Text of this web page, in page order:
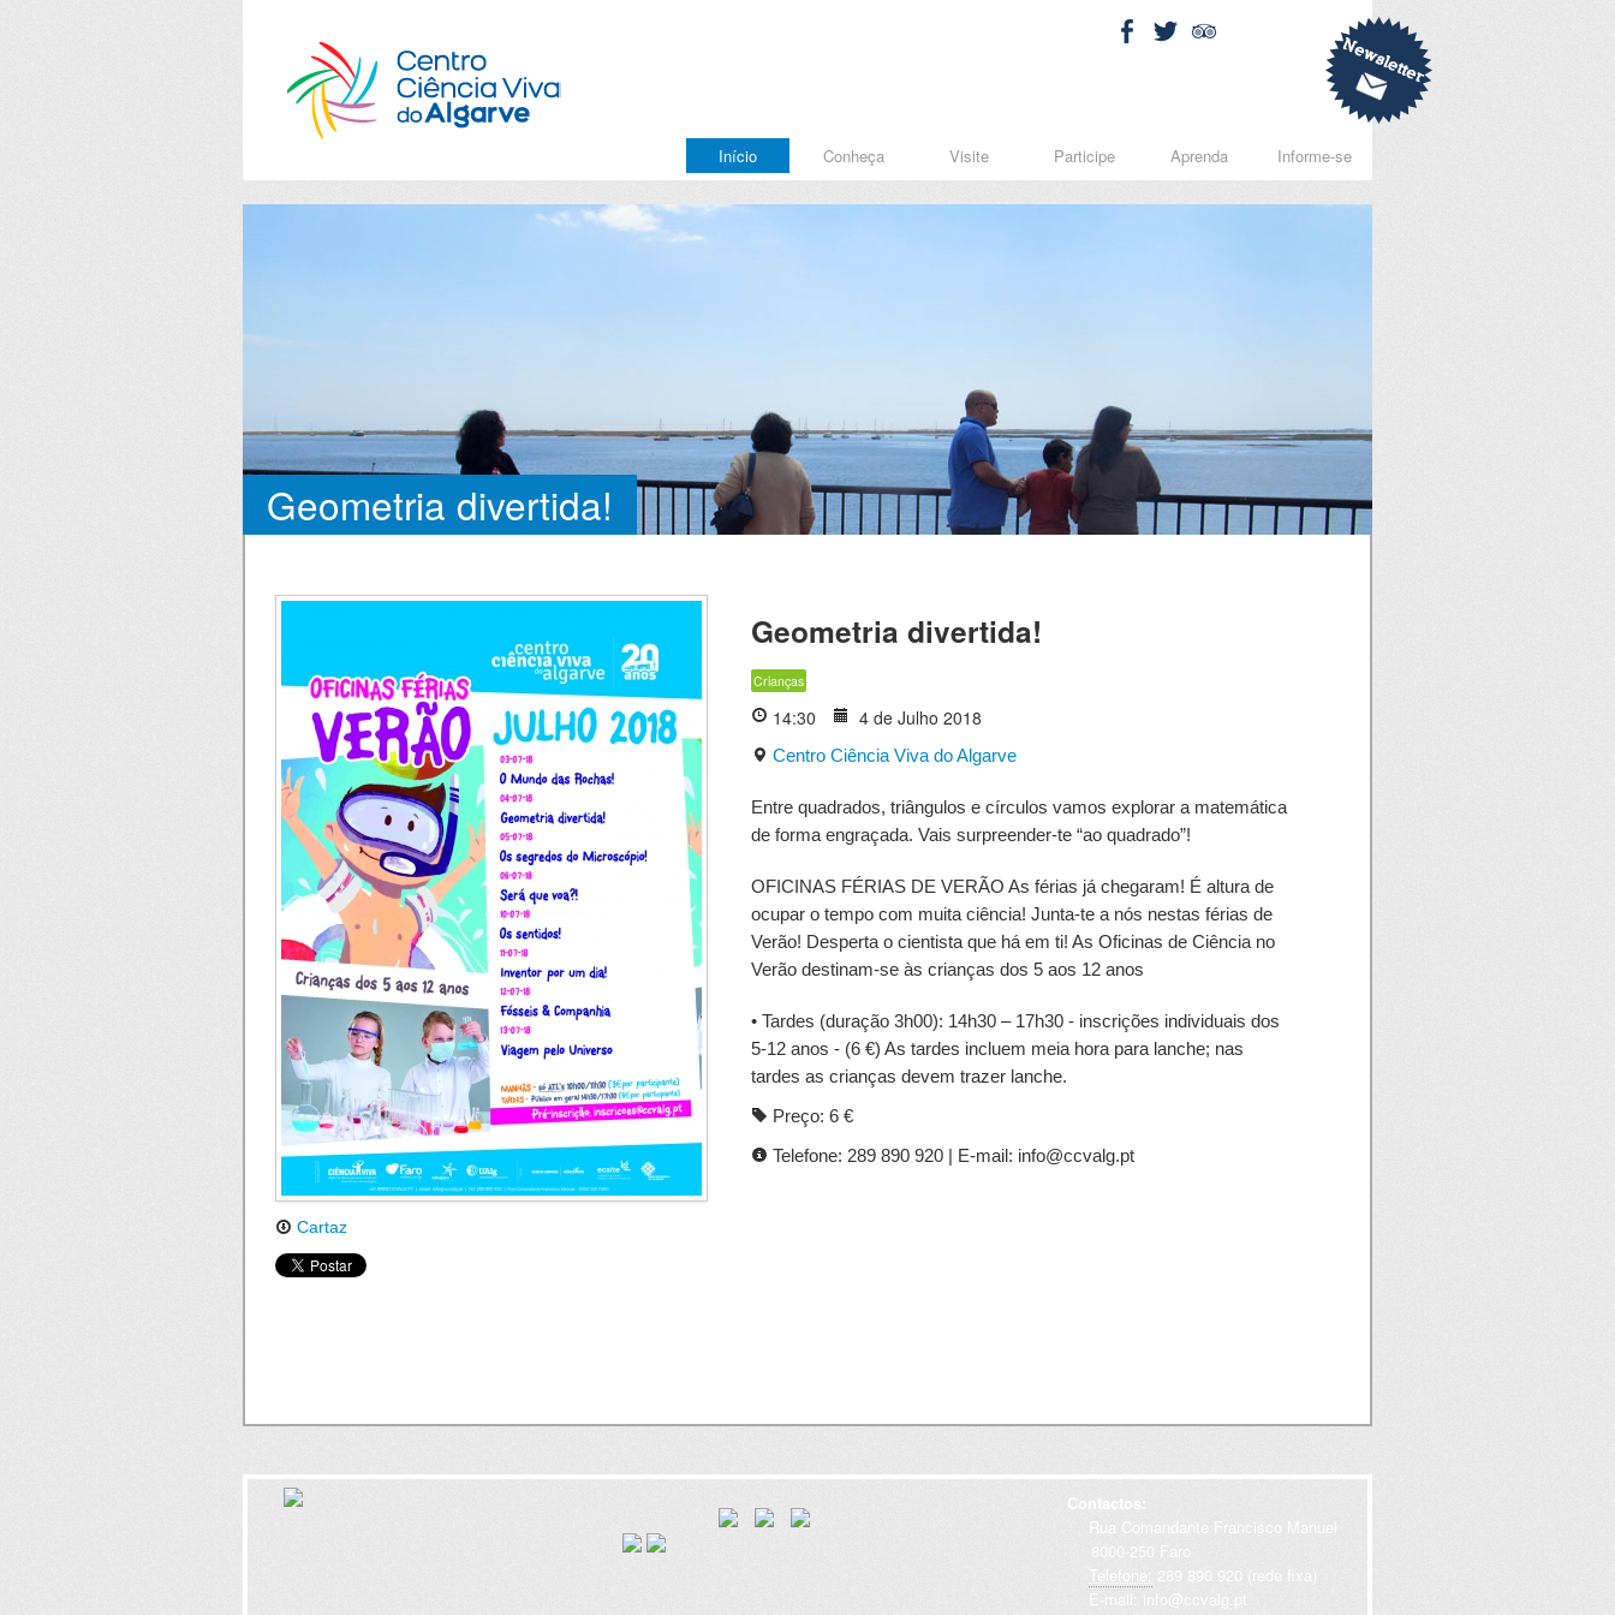
Início Conheça Visite Participe Aprenda Informe-se
Geometria divertida!
Cartaz
Geometria divertida!
Crianças
14:30 4 de Julho 2018
Centro Ciência Viva do Algarve
Entre quadrados, triângulos e círculos vamos explorar a matemática
de forma engraçada. Vais surpreender-te “ao quadrado”!
OFICINAS FÉRIAS DE VERÃO As férias já chegaram! É altura de
ocupar o tempo com muita ciência! Junta-te a nós nestas férias de
Verão! Desperta o cientista que há em ti! As Oficinas de Ciência no
Verão destinam-se às crianças dos 5 aos 12 anos
• Tardes (duração 3h00): 14h30 – 17h30 - inscrições individuais dos
5-12 anos - (6 €) As tardes incluem meia hora para lanche; nas
tardes as crianças devem trazer lanche.
Preço: 6 €
Telefone: 289 890 920 | E-mail: info@ccvalg.pt
Contactos:
Rua Comandante Francisco Manuel
8000-250 Faro
Telefone: 289 890 920 (rede fixa)
E-mail: info@ccvalg.pt